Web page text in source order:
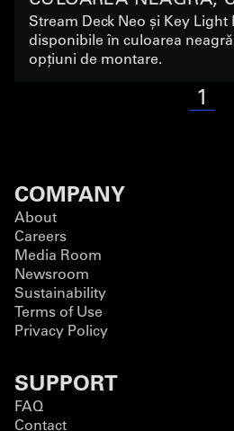
SUPORTURI DE
Stream Deck Neo și Key
disponibile în culoarea
opțiuni de montare.
1
COMPANY
About
Careers
Media Room
Newsroom
Sustainability
Terms of Use
Privacy Policy
SUPPORT
FAQ
Contact